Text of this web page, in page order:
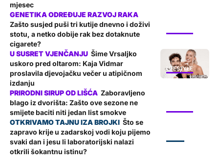
mjesec
Zašto susjed puši tri kutije dnevno i doživi
stotu, a netko dobije rak bez dotaknute
cigarete?
LIFESTYLE
Šime Vrsaljko
uskoro pred oltarom: Kaja Vidmar
proslavila djevojačku večer u atipičnom
izdanju
Zaboravljeno
blago iz dvorišta: Zašto ove sezone ne
smijete baciti niti jedan list smokve
Što se
zapravo krije u zadarskoj vodi koju pijemo
svaki dan i jesu li laboratorijski nalazi
otkrili šokantnu istinu?